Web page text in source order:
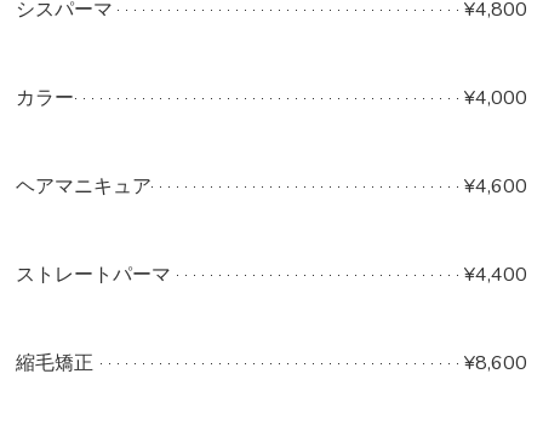
シスパーマ ¥4,800
カラー ¥4,000
ヘアマニキュア ¥4,600
ストレートパーマ ¥4,400
縮毛矯正 ¥8,600